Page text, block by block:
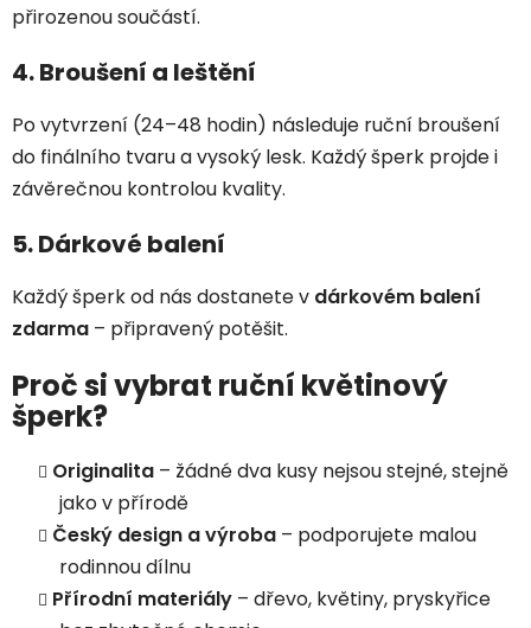
přirozenou součástí.
4. Broušení a leštění
Po vytvrzení (24–48 hodin) následuje ruční broušení
do finálního tvaru a vysoký lesk. Každý šperk projde i
závěrečnou kontrolou kvality.
5. Dárkové balení
Každý šperk od nás dostanete v dárkovém balení
zdarma – připravený potěšit.
Proč si vybrat ruční květinový
šperk?
Originalita – žádné dva kusy nejsou stejné, stejně
jako v přírodě
Český design a výroba – podporujete malou
rodinnou dílnu
Přírodní materiály – dřevo, květiny, pryskyřice